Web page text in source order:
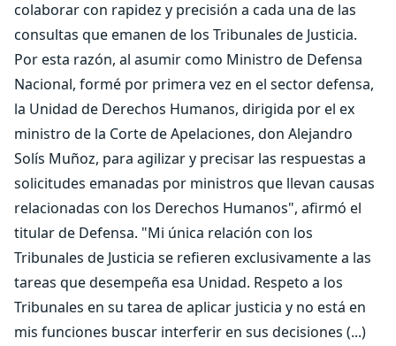
colaborar con rapidez y precisión a cada una de las
consultas que emanen de los Tribunales de Justicia.
Por esta razón, al asumir como Ministro de Defensa
Nacional, formé por primera vez en el sector defensa,
la Unidad de Derechos Humanos, dirigida por el ex
ministro de la Corte de Apelaciones, don Alejandro
Solís Muñoz, para agilizar y precisar las respuestas a
solicitudes emanadas por ministros que llevan causas
relacionadas con los Derechos Humanos", afirmó el
titular de Defensa. "Mi única relación con los
Tribunales de Justicia se refieren exclusivamente a las
tareas que desempeña esa Unidad. Respeto a los
Tribunales en su tarea de aplicar justicia y no está en
mis funciones buscar interferir en sus decisiones (...)